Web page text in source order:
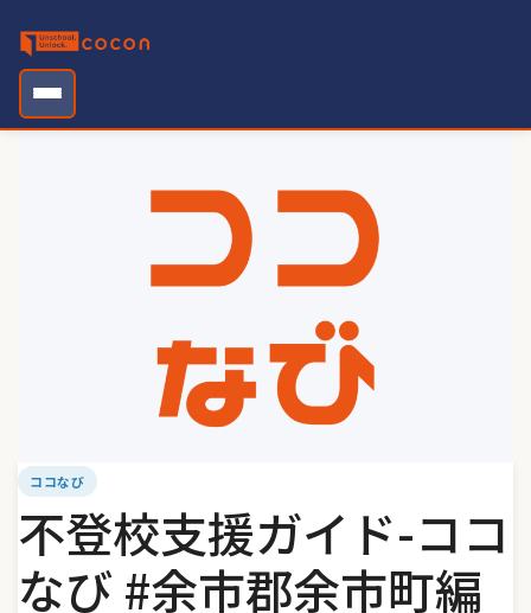
content
ココなび
不登校支援ガイド-ココ
なび #余市郡余市町編